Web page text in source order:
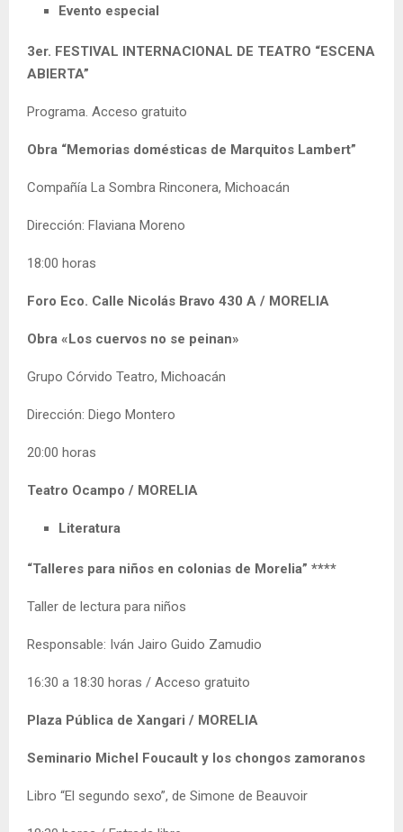
Evento especial
3er. FESTIVAL INTERNACIONAL DE TEATRO “ESCENA
ABIERTA”
Programa. Acceso gratuito
Obra “Memorias domésticas de Marquitos Lambert”
Compañía La Sombra Rinconera, Michoacán
Dirección: Flaviana Moreno
18:00 horas
Foro Eco. Calle Nicolás Bravo 430 A / MORELIA
Obra «Los cuervos no se peinan»
Grupo Córvido Teatro, Michoacán
Dirección: Diego Montero
20:00 horas
Teatro Ocampo / MORELIA
Literatura
“Talleres para niños en colonias de Morelia” ****
Taller de lectura para niños
Responsable: Iván Jairo Guido Zamudio
16:30 a 18:30 horas / Acceso gratuito
Plaza Pública de Xangari / MORELIA
Seminario Michel Foucault y los chongos zamoranos
Libro “El segundo sexo”, de Simone de Beauvoir